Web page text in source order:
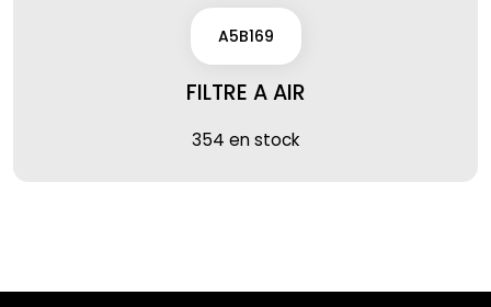
A5B169
FILTRE A AIR
354 en stock